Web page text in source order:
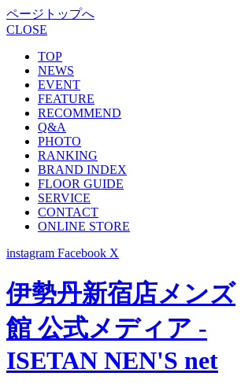
ページトップへ
CLOSE
TOP
NEWS
EVENT
FEATURE
RECOMMEND
Q&A
PHOTO
RANKING
BRAND INDEX
FLOOR GUIDE
SERVICE
CONTACT
ONLINE STORE
instagram Facebook X
伊勢丹新宿店メンズ
館 公式メディア -
ISETAN NEN'S net